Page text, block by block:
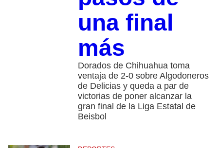
una final
más
Dorados de Chihuahua toma
ventaja de 2-0 sobre Algodoneros
de Delicias y queda a par de
victorias de poner alcanzar la
gran final de la Liga Estatal de
Beisbol